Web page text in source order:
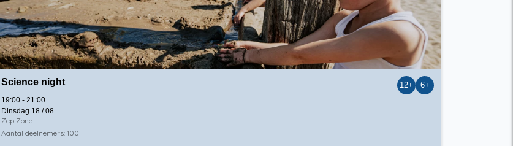
Science night
19:00 - 21:00
Dinsdag 18 / 08
Zep Zone
Aantal deelnemers: 100
12+ 6+